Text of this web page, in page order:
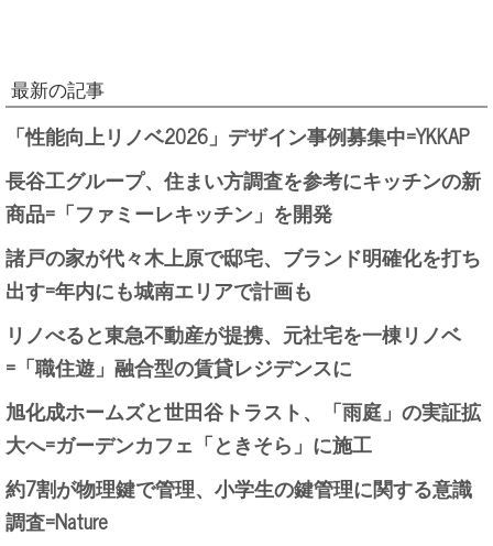
最新の記事
「性能向上リノベ2026」デザイン事例募集中=YKKAP
長谷工グループ、住まい方調査を参考にキッチンの新
商品=「ファミーレキッチン」を開発
諸戸の家が代々木上原で邸宅、ブランド明確化を打ち
出す=年内にも城南エリアで計画も
リノべると東急不動産が提携、元社宅を一棟リノベ
=「職住遊」融合型の賃貸レジデンスに
旭化成ホームズと世田谷トラスト、「雨庭」の実証拡
大へ=ガーデンカフェ「ときそら」に施工
約7割が物理鍵で管理、小学生の鍵管理に関する意識
調査=Nature